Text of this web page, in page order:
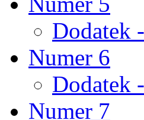
Dodatek
Numer 6
Dodatek
Numer 7